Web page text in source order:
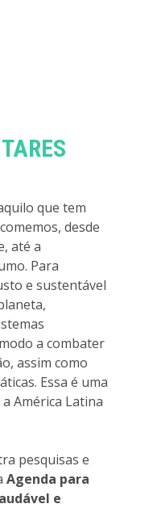
que tem
desde
até a
Para
e sustentável
a combater
assim como
Essa é uma
América Latina
pesquisas e
Agenda para
e